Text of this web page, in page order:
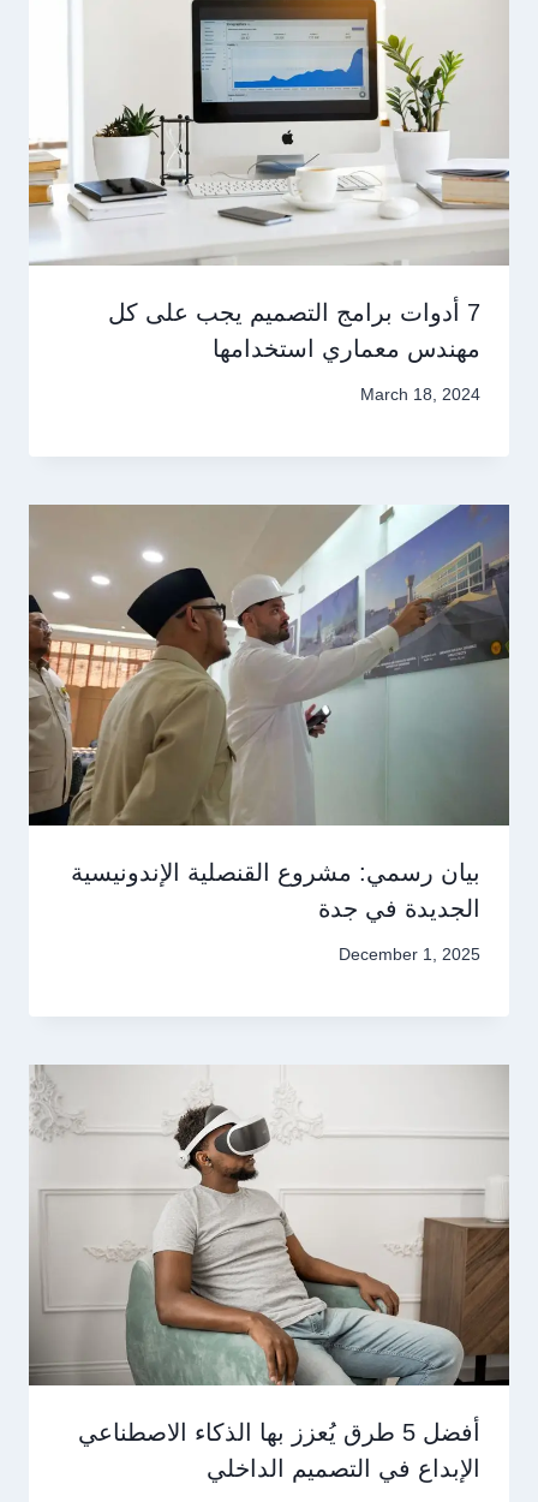
7 أدوات برامج التصميم يجب على كل
مهندس معماري استخدامها
March 18, 2024
بيان رسمي: مشروع القنصلية الإندونيسية
الجديدة في جدة
December 1, 2025
أفضل 5 طرق يُعزز بها الذكاء الاصطناعي
الإبداع في التصميم الداخلي